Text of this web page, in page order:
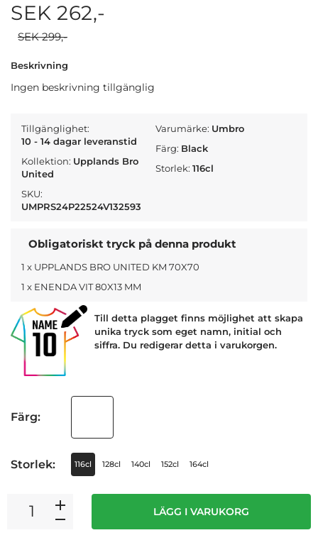
SEK 262,-
SEK 299,-
Beskrivning
Ingen beskrivning tillgänglig
Tillgänglighet:
10 - 14 dagar leveranstid
Kollektion: Upplands Bro
United
SKU:
UMPRS24P22524V132593
Varumärke: Umbro
Färg: Black
Storlek:116cl
Obligatoriskt tryck på denna produkt
1 x UPPLANDS BRO UNITED KM 70X70
1 x ENENDA VIT 80X13 MM
Till detta plagget finns möjlighet att skapa
unika tryck som eget namn, initial och
siffra. Du redigerar detta i varukorgen.
Färg:
Storlek: 116cl 128cl 140cl 152cl 164cl
LÄGG I VARUKORG